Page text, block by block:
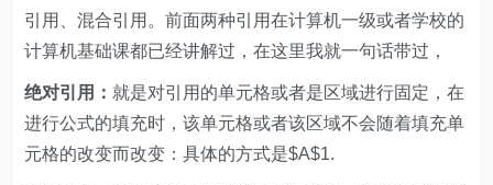
引用、混合引用。前面两种引用在计算机一级或者学校的
计算机基础课都已经讲解过，在这里我就一句话带过，
绝对引用： 就是对引用的单元格或者是区域进行固定，在
进行公式的填充时，该单元格或者该区域不会随着填充单
元格的改变而改变：具体的方式是$A$1.